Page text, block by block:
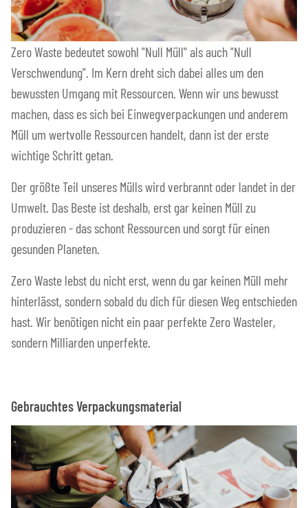
Zero Waste bedeutet sowohl "Null Müll" als auch "Null
Verschwendung". Im Kern dreht sich dabei alles um den
bewussten Umgang mit Ressourcen. Wenn wir uns bewusst
machen, dass es sich bei Einwegverpackungen und anderem
Müll um wertvolle Ressourcen handelt, dann ist der erste
wichtige Schritt getan.
Der größte Teil unseres Mülls wird verbrannt oder landet in der
Umwelt. Das Beste ist deshalb, erst gar keinen Müll zu
produzieren - das schont Ressourcen und sorgt für einen
gesunden Planeten.
Zero Waste lebst du nicht erst, wenn du gar keinen Müll mehr
hinterlässt, sondern sobald du dich für diesen Weg entschieden
hast. Wir benötigen nicht ein paar perfekte Zero Wasteler,
sondern Milliarden unperfekte.
Gebrauchtes Verpackungsmaterial